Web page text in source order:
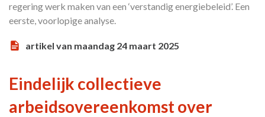
regering werk maken van een ‘verstandig energiebeleid’. Een
eerste, voorlopige analyse.
artikel van maandag 24 maart 2025
Eindelijk collectieve
arbeidsovereenkomst over